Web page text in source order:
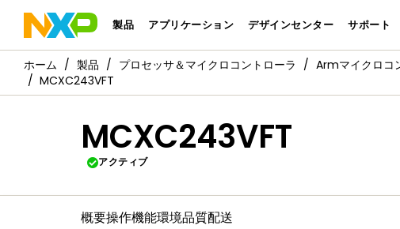
製品 アプリケーション デザインセンター サポート
製品 プロセッサ＆マイクロコントローラ Armマイクロコ
MCXC243VFT
MCXC243VFT
アクティブ
概要操作機能環境品質配送